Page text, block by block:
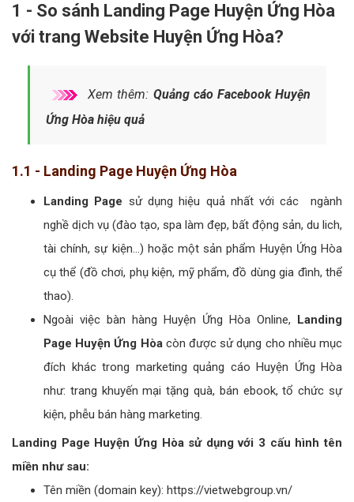
1 - So sánh Landing Page Huyện Ứng Hòa
với trang Website Huyện Ứng Hòa?
Xem thêm: Quảng cáo Facebook Huyện
Ứng Hòa hiệu quả
1.1 - Landing Page Huyện Ứng Hòa
Landing Page sử dụng hiệu quả nhất với các ngành
nghề dịch vụ (đào tạo, spa làm đẹp, bất động sản, du lich,
tài chính, sự kiện...) hoặc một sản phẩm Huyện Ứng Hòa
cụ thể (đồ chơi, phụ kiện, mỹ phẩm, đồ dùng gia đình, thể
thao).
Ngoài việc bàn hàng Huyện Ứng Hòa Online, Landing
Page Huyện Ứng Hòacòn được sử dụng cho nhiều mục
đích khác trong marketing quảng cáo Huyện Ứng Hòa
như: trang khuyến mại tặng quà, bán ebook, tổ chức sự
kiện, phễu bán hàng marketing.
Landing Page Huyện Ứng Hòa sử dụng với 3 cấu hình tên
miền như sau:
Tên miền (domain key): https://vietwebgroup.vn/